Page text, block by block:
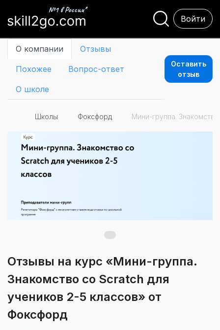
Войти
О компании Отзывы
Похожее Вопрос-ответ
О школе
Оставить
отзыв
Школы Фоксфорд Мини-группа.
Отзывы на курс «Мини-группа.
Знакомство со Scratch для
учеников 2-5 классов» от
Фоксфорд